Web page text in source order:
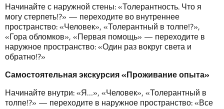
Начинайте с наружной стены: «Толерантность. Что я
могу стерпеть!?» — переходите во внутреннее
пространство: «Человек», «Толерантный в толпе!?»,
«Гора обломков», «Первая помощь» — переходите в
наружное пространство: «Один раз вокруг света и
обратно!?»
Самостоятельнаяэкскурсия«Проживаниеопыта»
Начинайте внутри: «Я…», «Человек», «Толерантный в
толпе!?» — переходите в наружное пространство: «Все